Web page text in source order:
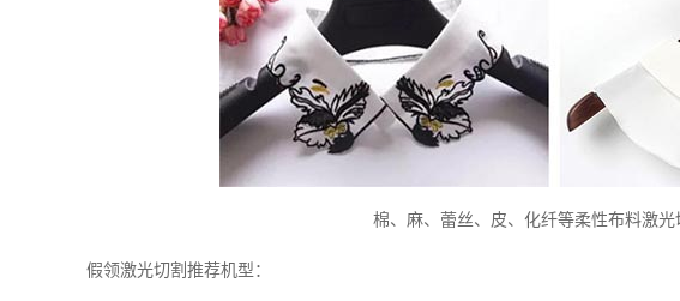
棉、麻、蕾丝、皮、化纤等柔性布料激光
假领激光切割推荐机型：